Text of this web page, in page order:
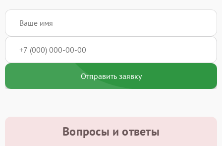
Отправить заявку
Вопросы и ответы